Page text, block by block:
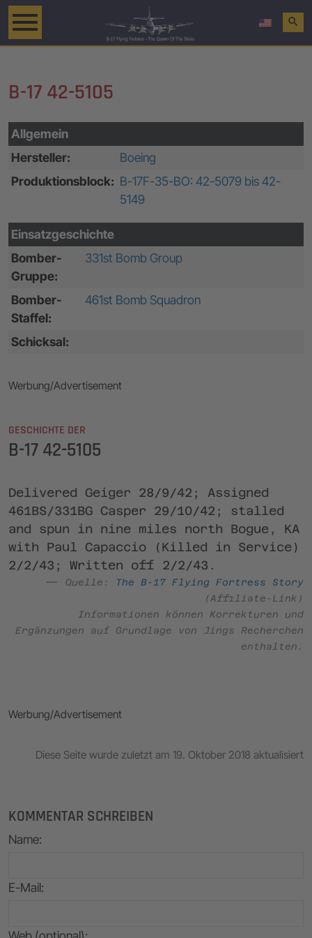
search
B-17 42-5105
Allgemein
Hersteller:
Boeing
Produktionsblock: B-17F-35-BO: 42-5079 bis 42-
5149
Einsatzgeschichte
Bomber-
Gruppe:
331st Bomb Group
Bomber-
Staffel:
461st Bomb Squadron
Schicksal:
Werbung/Advertisement
GESCHICHTE DER
B-17 42-5105
Delivered Geiger 28/9/42; Assigned
461BS/331BG Casper 29/10/42; stalled
and spun in nine miles north Bogue, KA
with Paul Capaccio (Killed in Service)
2/2/43; Written off 2/2/43.
Quelle:
The B-17 Flying Fortress Story
(Affiliate-Link)
Informationen können Korrekturen und
Ergänzungen auf Grundlage von Jings Recherchen
enthalten.
Werbung/Advertisement
Diese Seite wurde zuletzt am 19. Oktober 2018 aktualisiert
KOMMENTAR SCHREIBEN
Name:
E-Mail: